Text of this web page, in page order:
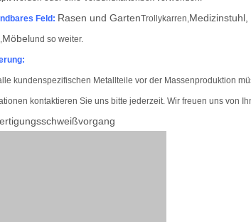
Feld : Rasen und GartenTrollykarren,
Möbelund so weiter.
kundenspezifischen Metallteile vor der Massenproduktion
kontaktieren Sie uns bitte jederzeit. Wir freuen uns von